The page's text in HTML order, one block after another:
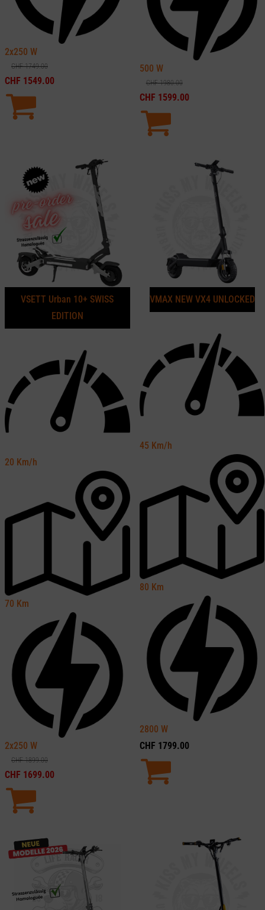
2x250 W
CHF1749.00
CHF 1549.00
500 W
CHF1980.00
CHF 1599.00
VSETT Urban 10+ SWISS
EDITION
20 Km/h
70 Km
2x250 W
CHF1899.00
CHF 1699.00
VMAX NEW VX4 UNLOCKED
45 Km/h
80 Km
2800 W
CHF 1799.00